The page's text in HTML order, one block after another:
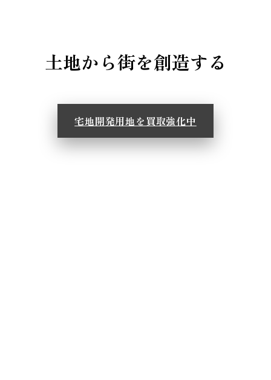
土地から街を創造する
宅地開発用地を買取強化中